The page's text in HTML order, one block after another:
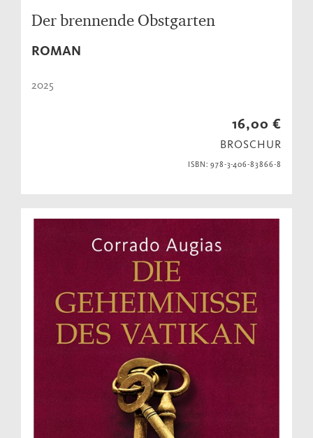
Der brennende Obstgarten
ROMAN
2025
16,00 €
BROSCHUR
ISBN: 978-3-406-83866-8